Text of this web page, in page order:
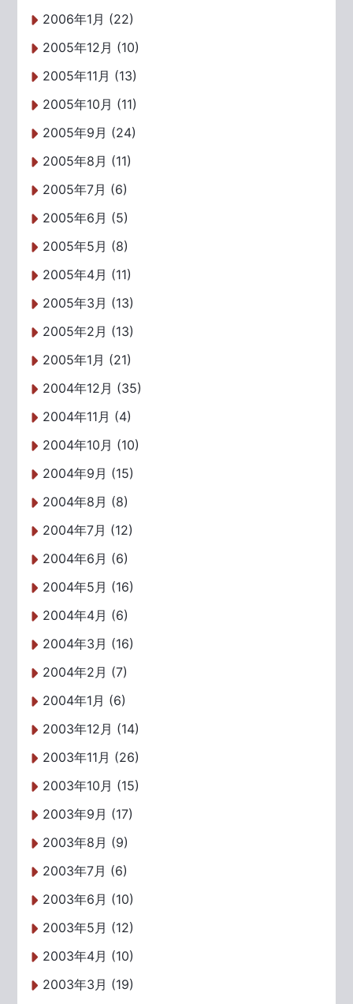
2006年1月 (22)
2005年12月 (10)
2005年11月 (13)
2005年10月 (11)
2005年9月 (24)
2005年8月 (11)
2005年7月 (6)
2005年6月 (5)
2005年5月 (8)
2005年4月 (11)
2005年3月 (13)
2005年2月 (13)
2005年1月 (21)
2004年12月 (35)
2004年11月 (4)
2004年10月 (10)
2004年9月 (15)
2004年8月 (8)
2004年7月 (12)
2004年6月 (6)
2004年5月 (16)
2004年4月 (6)
2004年3月 (16)
2004年2月 (7)
2004年1月 (6)
2003年12月 (14)
2003年11月 (26)
2003年10月 (15)
2003年9月 (17)
2003年8月 (9)
2003年7月 (6)
2003年6月 (10)
2003年5月 (12)
2003年4月 (10)
2003年3月 (19)